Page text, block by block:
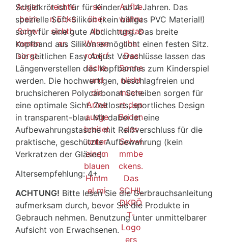
Schildkröt ist für für Kinder ab 4 Jahren. Das
spezielle Soft-Silikon (kein billiges PVC Material!)
sorgt für eine gute Abdichtung. Das breite
Kopfband aus Silikon ermöglicht einen festen Sitz.
Die seitlichen Easy Adjust Verschlüsse lassen das
Längenverstellen des Kopfbandes zum Kinderspiel
werden. Die hochwertigen, beschlagfreien und
bruchsicheren Polycarbonat Scheiben sorgen für
eine optimale Sicht. Zeitloses, sportliches Design
in transparent-blau. Mit dabei ist eine
Aufbewahrungstasche mit Reißverschluss für die
praktische, geschützte Aufbewahrung (kein
Verkratzen der Gläser).
Altersempfehlung: 4+.
ACHTUNG! Bitte lesen Sie die Gerbrauchsanleitung
aufmerksam durch, bevor Sie die Produkte in
Gebrauch nehmen. Benutzung unter unmittelbarer
Aufsicht von Erwachsenen.